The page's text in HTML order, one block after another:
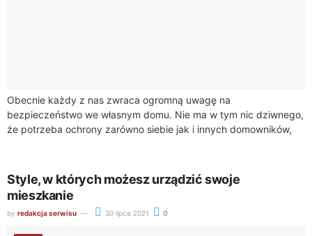
Obecnie każdy z nas zwraca ogromną uwagę na
bezpieczeństwo we własnym domu. Nie ma w tym nic dziwnego,
że potrzeba ochrony zarówno siebie jak i innych domowników,
Style, w których możesz urządzić swoje
mieszkanie
by redakcja serwisu 30 lipca 2021 0